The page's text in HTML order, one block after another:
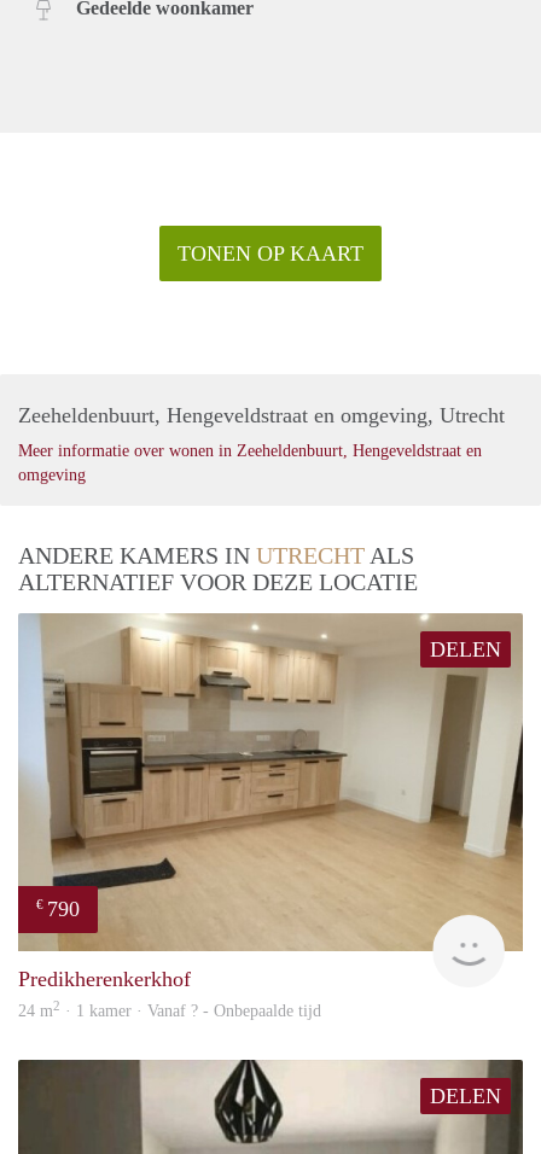
Gedeelde woonkamer
TONEN OP KAART
Zeeheldenbuurt, Hengeveldstraat en omgeving, Utrecht
Meer informatie over wonen in Zeeheldenbuurt, Hengeveldstraat en
omgeving
ANDERE KAMERS IN UTRECHT ALS
ALTERNATIEF VOOR DEZE LOCATIE
DELEN
€ 790
Predikherenkerkhof
24 m2 · 1 kamer · Vanaf ? - Onbepaalde tijd
DELEN